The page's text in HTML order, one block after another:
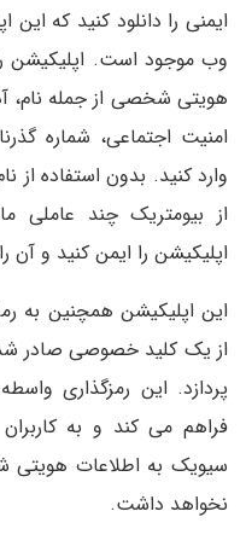
ایمنی را دانلود کنید که
وب موجود است. اپلیکیشن
هویتی شخصی از جمله نام،
امنیت اجتماعی، شماره
وارد کنید. بدون استفاده از
از بیومتریک چند عاملی
اپلیکیشن را ایمن کنید و آن
این اپلیکیشن همچنین به
از یک کلید خصوصی صادر
پردازد. این رمزگذاری
فراهم می کند و به
سیویک به اطلاعات
نخواهد داشت.